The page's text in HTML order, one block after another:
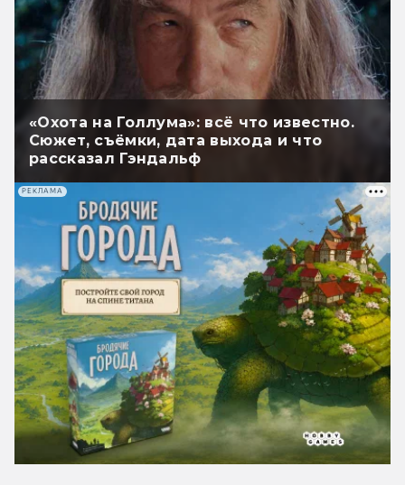
«Охота на Голлума»: всё что известно.
Сюжет, съёмки, дата выхода и что
рассказал Гэндальф
РЕКЛАМА